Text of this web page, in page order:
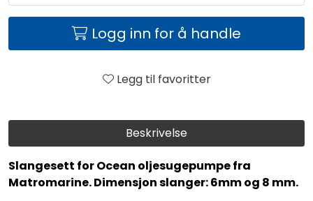
Beskrivelse
Slangesett for Ocean oljesugepumpe fra
Matromarine. Dimensjon slanger: 6mm og 8 mm.
Logg inn for å handle
Legg til favoritter